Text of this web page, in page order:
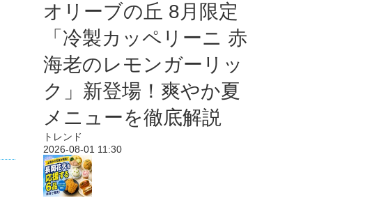
オリーブの丘 8月限定
「冷製カッペリーニ 赤
海老のレモンガーリッ
ク」新登場！爽やか夏
メニューを徹底解説
トレンド
2026-08-01 11:30